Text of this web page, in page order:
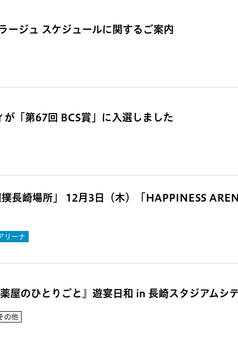
ージュ スケジュールに関するご案内
が「第67回 BCS賞」に入選しました
長崎場所」 12月3日（木）「HAPPINESS
リーナ
屋のひとりごと』遊宴日和 in 長崎スタジアムシ
の他